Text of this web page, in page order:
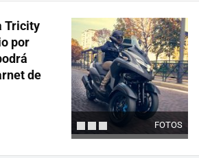
FOTOS
Tricity
por
de